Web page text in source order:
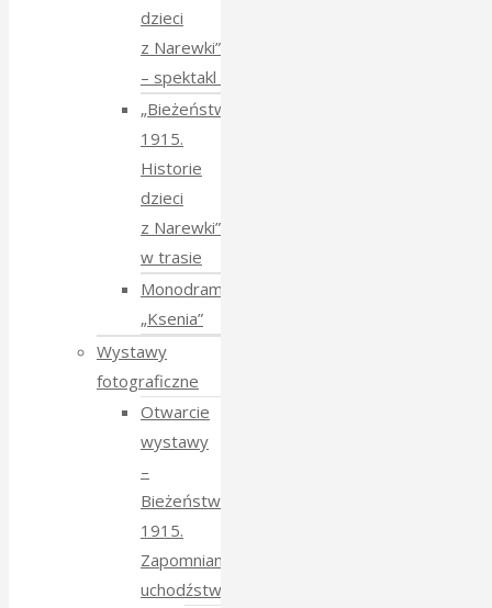
dzieci
z Narewki”
⁠–⁠ spektakl teatralny
„Bieżeństwo
1915.
Historie
dzieci
z Narewki”
w trasie
Monodram
„Ksenia”
Wystawy
fotograficzne
Otwarcie
wystawy
–
Bieżeństwo
1915.
Zapomniane
uchodźstwo